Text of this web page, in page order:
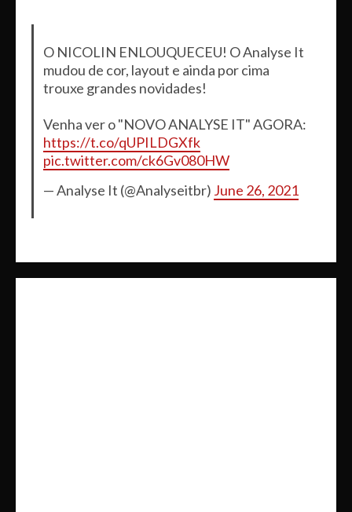
O NICOLIN ENLOUQUECEU! O Analyse It
mudou de cor, layout e ainda por cima
trouxe grandes novidades!
Venha ver o "NOVO ANALYSE IT" AGORA:
https://t.co/qUPILDGXfk
pic.twitter.com/ck6Gv080HW
— Analyse It (@Analyseitbr) June 26, 2021